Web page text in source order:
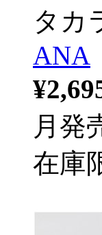
タカ
ANA
月発
在庫